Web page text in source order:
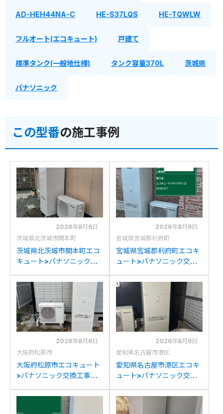
AD-HEH44NA-C HE-S37LQS HE-TQWLW
フルオート(エコキュート) 戸建て
標準タンク(一般地仕様) タンク容量370L 茨城県
パナソニック
この型番の施工事例
2026年8月6日
茨城県北茨城市関本町
茨城県北茨城市関本町エコ
キュート>パナソニック交
CTU-37D1A10からパナソ
ニックHE-S37LQSへの交
換
2026年8月6日
宮城県宮城郡利府町
宮城県宮城郡利府町エコキ
ュート>パナソニック交換
クHE-37K3XPからパナソ
ニックHE-S37LQSへの交
2026年8月6日
大阪府松原市
大阪府松原市エコキュート
>パナソニック交換工事施
HEK37DXからパナソニッ
クHE-S37LQSへの交換
2026年8月6日
愛知県名古屋市港区
愛知県名古屋市港区エコキ
ュート>パナソニック交換
TU-37KFVからパナソニッ
クHE-S37LQSへの交換